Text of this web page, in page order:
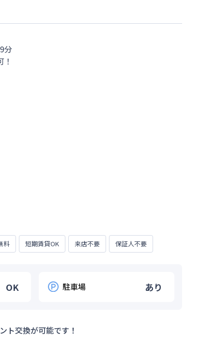
分
料 短期賃貸OK 来店不要 保証人不要
OK 駐車場 あり
ト交換が可能です！